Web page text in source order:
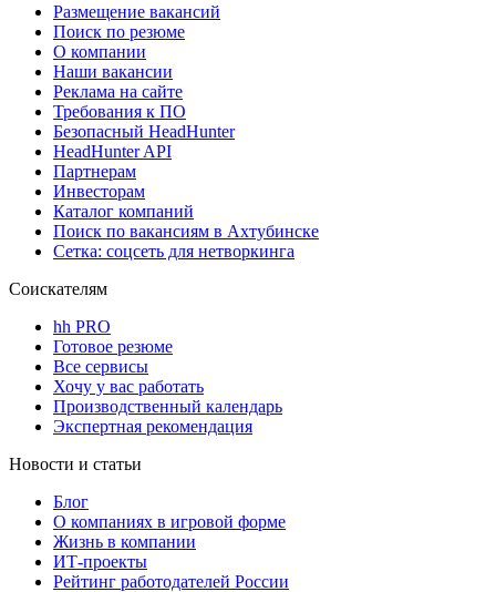
Размещение вакансий
Поиск по резюме
О компании
Наши вакансии
Реклама на сайте
Требования к ПО
Безопасный HeadHunter
HeadHunter API
Партнерам
Инвесторам
Каталог компаний
Поиск по вакансиям в Ахтубинске
Сетка: соцсеть для нетворкинга
Соискателям
hh PRO
Готовое резюме
Все сервисы
Хочу у вас работать
Производственный календарь
Экспертная рекомендация
Новости и статьи
Блог
О компаниях в игровой форме
Жизнь в компании
ИТ-проекты
Рейтинг работодателей России